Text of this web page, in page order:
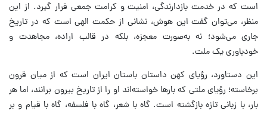
است که در خدمت بازدارندگی، امنیت و کرامت جمعی قرار گیرد. از این
منظر، می‌توان گفت این هوش، نشانی از حکمت الهی است که در تاریخ
جاری می‌شود؛ نه به‌صورت معجزه، بلکه در قالب اراده، مجاهدت و
خودباوری یک ملت.
این دستاورد، رؤیای کهن داستان باستان ایران است که از میان قرون
برخاسته؛ رؤیای ملتی که بارها خواسته‌اند او را از تاریخ بیرون برانند، اما هر
بار، با زبانی تازه بازگشته است. گاه با شعر، گاه با فلسفه، گاه با قیام و بر